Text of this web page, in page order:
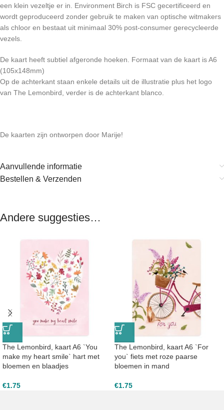
een klein vezeltje er in. Environment Birch is FSC gecertificeerd en
wordt geproduceerd zonder gebruik te maken van optische witmakers
als chloor en bestaat uit minimaal 30% post-consumer gerecycleerde
vezels.
De kaart heeft subtiel afgeronde hoeken. Formaat van de kaart is A6
(105x148mm)
Op de achterkant staan enkele details uit de illustratie plus het logo
van The Lemonbird, verder is de achterkant blanco.
De kaarten zijn ontworpen door Marije!
Aanvullende informatie
Bestellen & Verzenden
Andere suggesties…
The Lemonbird, kaart A6 `You
make my heart smile` hart met
bloemen en blaadjes
€1.75
The Lemonbird, kaart A6 `For
you` fiets met roze paarse
bloemen in mand
€1.75